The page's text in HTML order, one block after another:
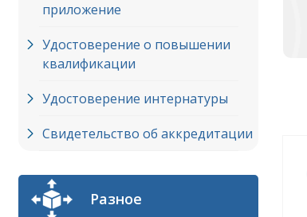
приложение
Удостоверение о повышении
квалификации
Удостоверение интернатуры
Свидетельство об аккредитации
Разное